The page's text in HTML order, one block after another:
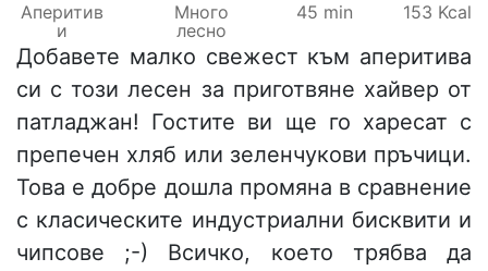
Аперитив
и
Много
лесно
45 min 153 Kcal
Добавете малко свежест към аперитива
си с този лесен за приготвяне хайвер от
патладжан! Гостите ви ще го харесат с
препечен хляб или зеленчукови пръчици.
Това е добре дошла промяна в сравнение
с класическите индустриални бисквити и
чипсове ;-) Всичко, което трябва да